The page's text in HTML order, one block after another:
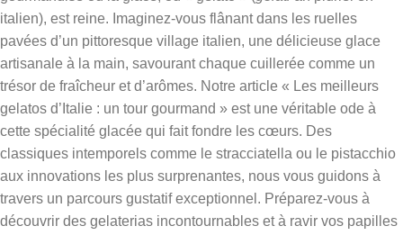
italien), est reine. Imaginez-vous flânant dans les ruelles
pavées d’un pittoresque village italien, une délicieuse glace
artisanale à la main, savourant chaque cuillerée comme un
trésor de fraîcheur et d’arômes. Notre article « Les meilleurs
gelatos d’Italie : un tour gourmand » est une véritable ode à
cette spécialité glacée qui fait fondre les cœurs. Des
classiques intemporels comme le stracciatella ou le pistacchio
aux innovations les plus surprenantes, nous vous guidons à
travers un parcours gustatif exceptionnel. Préparez-vous à
découvrir des gelaterias incontournables et à ravir vos papilles